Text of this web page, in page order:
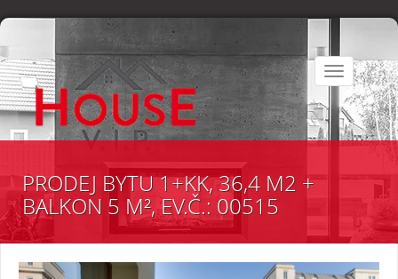
Toggle
navigation
PRODEJ BYTU 1+KK, 36,4 M2 +
BALKON 5 M², EV.Č.: 00515